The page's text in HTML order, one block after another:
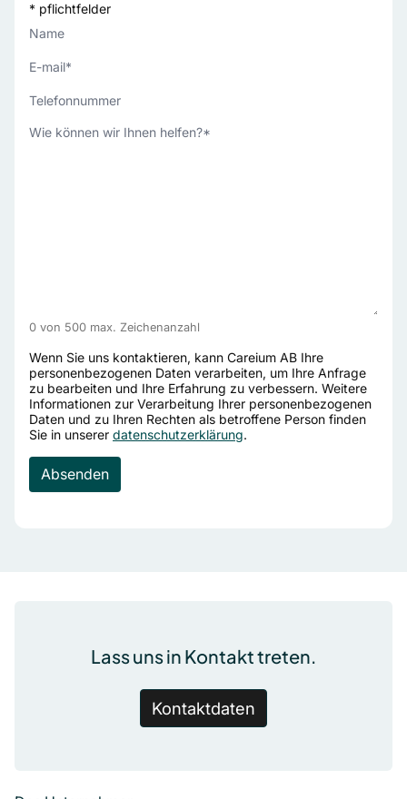
* pflichtfelder
Name
E-
Telefonnummer
Wie
0 von 500 max. Zeichenanzahl
Wenn Sie uns kontaktieren, kann Careium AB Ihre
personenbezogenen Daten verarbeiten, um Ihre Anfrage
zu bearbeiten und Ihre Erfahrung zu verbessern. Weitere
Informationen zur Verarbeitung Ihrer personenbezogenen
Daten und zu Ihren Rechten als betroffene Person finden
Sie in unserer datenschutzerklärung.
Lass uns in Kontakt treten.
Kontaktdaten